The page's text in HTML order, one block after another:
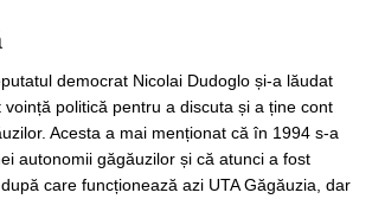
democrat Nicolai Dudoglo și-a lăudat
politică pentru a discuta și a ține cont
Acesta a mai menționat că în 1994 s-a
autonomii găgăuzilor și că atunci a fost
care funcționează azi UTA Găgăuzia, dar